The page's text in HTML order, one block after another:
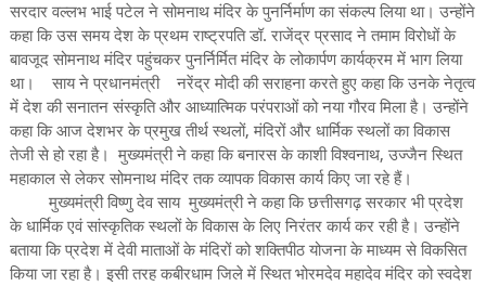
सरदार वल्लभ भाई पटेल ने सोमनाथ मंदिर के पुनर्निर्माण का संकल्प लिया था। उन्होंने
कहा कि उस समय देश के प्रथम राष्ट्रपति डॉ. राजेंद्र प्रसाद ने तमाम विरोधों के
बावजूद सोमनाथ मंदिर पहुंचकर पुनर्निर्मित मंदिर के लोकार्पण कार्यक्रम में भाग लिया
था। साय ने प्रधानमंत्री नरेंद्र मोदी की सराहना करते हुए कहा कि उनके नेतृत्व
में देश की सनातन संस्कृति और आध्यात्मिक परंपराओं को नया गौरव मिला है। उन्होंने
कहा कि आज देशभर के प्रमुख तीर्थ स्थलों, मंदिरों और धार्मिक स्थलों का विकास
तेजी से हो रहा है। मुख्यमंत्री ने कहा कि बनारस के काशी विश्वनाथ, उज्जैन स्थित
महाकाल से लेकर सोमनाथ मंदिर तक व्यापक विकास कार्य किए जा रहे हैं।
मुख्यमंत्री विष्णु देव साय मुख्यमंत्री ने कहा कि छत्तीसगढ़ सरकार भी प्रदेश
के धार्मिक एवं सांस्कृतिक स्थलों के विकास के लिए निरंतर कार्य कर रही है। उन्होंने
बताया कि प्रदेश में देवी माताओं के मंदिरों को शक्तिपीठ योजना के माध्यम से विकसित
किया जा रहा है। इसी तरह कबीरधाम जिले में स्थित भोरमदेव महादेव मंदिर को स्वदेश